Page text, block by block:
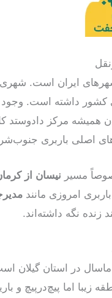
ایران است. شهری
کشور داشته است. وجود
همیشه مرکز داد‌و‌ستد
اصلی باربری
مسیر نیسان از
امروزی مانند
نگه داشته‌اند.
در استان گیلان
اما پیچ‌در‌پیچ و